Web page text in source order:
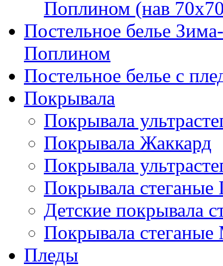
Поплином (нав
Постельное белье
Поплином
Постельное белье с
Покрывала
Покрывала
Покрывала Жаккард
Покрывала
Покрывала стеганые
Детские покрывала
Покрывала
Пледы